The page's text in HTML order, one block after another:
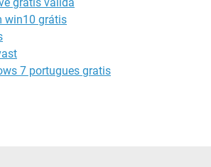
win10 grátis
7 portugues gratis